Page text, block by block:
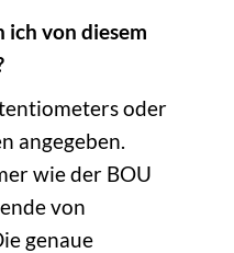
ich von diesem
oder
angegeben.
wie der BOU
von
genaue